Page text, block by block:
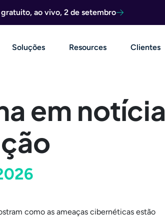
ao vivo, 2 de setembro
Soluções Resources Clientes
em
como as ameaças cibernéticas estão